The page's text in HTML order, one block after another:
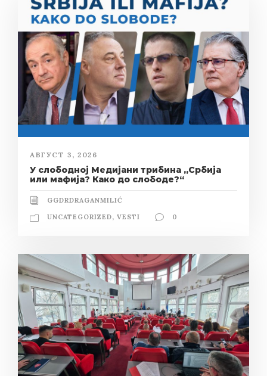
АВГУСТ 3, 2026
У слободној Медијани трибина „Србија
или мафија? Како до слободе?“
GGDRDRAGANMILIĆ
UNCATEGORIZED, VESTI 0